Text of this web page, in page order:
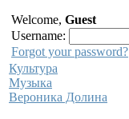
Welcome, Guest
Username:
Forgot your password?
Культура
Музыка
Вероника Долина